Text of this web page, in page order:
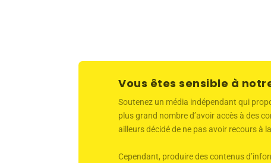
Vous êtes sensible à
Soutenez un média indépendant qui
plus grand nombre d’avoir accès à des
ailleurs décidé de ne pas avoir recours à
Cependant, produire des contenus